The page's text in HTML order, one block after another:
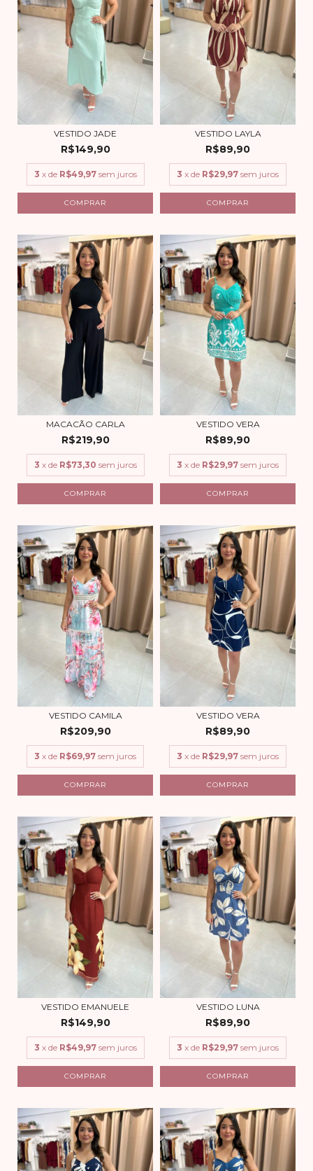
VESTIDO JADE
R$149,90
3 x de R$49,97 sem juros
COMPRAR
VESTIDO LAYLA
R$89,90
3 x de R$29,97 sem juros
COMPRAR
MACACÃO CARLA
R$219,90
3 x de R$73,30 sem juros
COMPRAR
VESTIDO VERA
R$89,90
3 x de R$29,97 sem juros
COMPRAR
VESTIDO CAMILA
R$209,90
3 x de R$69,97 sem juros
COMPRAR
VESTIDO VERA
R$89,90
3 x de R$29,97 sem juros
COMPRAR
VESTIDO EMANUELE
R$149,90
3 x de R$49,97 sem juros
COMPRAR
VESTIDO LUNA
R$89,90
3 x de R$29,97 sem juros
COMPRAR